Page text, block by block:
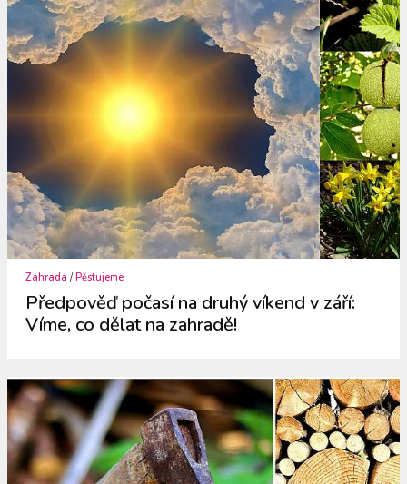
Zahrada /Pěstujeme
Předpověď počasí na druhý víkend v září:
Víme, co dělat na zahradě!